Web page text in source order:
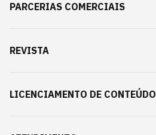
PARCERIAS COMERCIAIS
REVISTA
LICENCIAMENTO DE CONTEÚDO